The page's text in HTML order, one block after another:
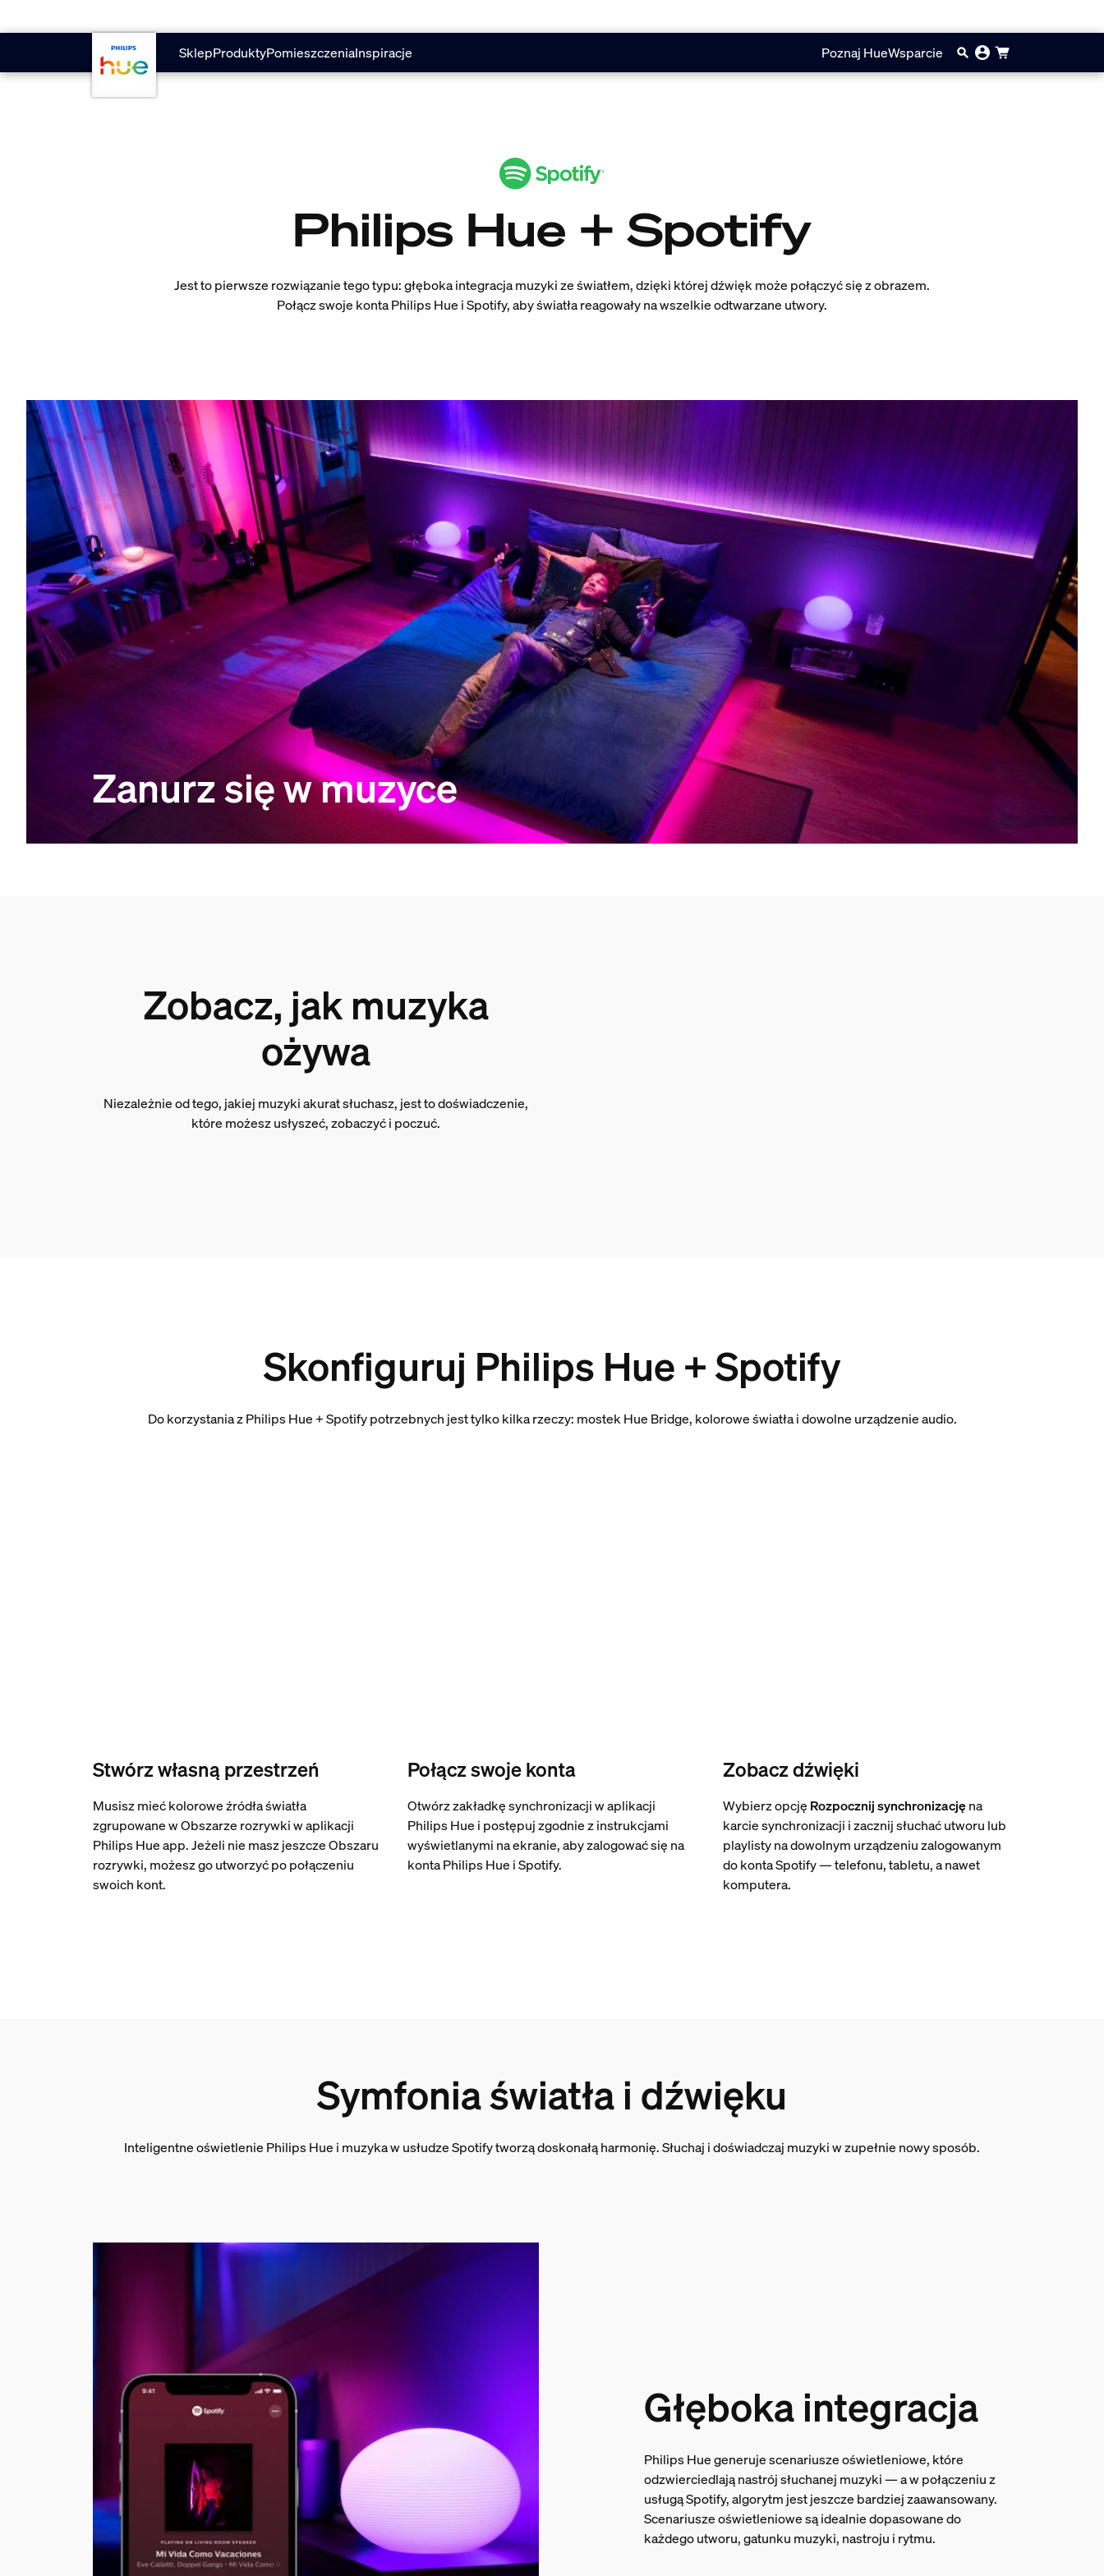
SklepProduktyPomieszczeniaInspiracje Poznaj HueWsparcie
Philips Hue + Spotify
Jest to pierwsze rozwiązanie tego typu: głęboka integracja muzyki ze światłem, dzięki której dźwięk może połączyć się z obrazem.
Połącz swoje konta Philips Hue i Spotify, aby światła reagowały na wszelkie odtwarzane utwory.
Zanurz się w muzyce
Zobacz, jak muzyka
ożywa
Niezależnie od tego, jakiej muzyki akurat słuchasz, jest to doświadczenie,
które możesz usłyszeć, zobaczyć i poczuć.
Skonfiguruj Philips Hue + Spotify
Do korzystania z Philips Hue + Spotify potrzebnych jest tylko kilka rzeczy: mostek Hue Bridge, kolorowe światła i dowolne urządzenie audio.
Stwórz własną przestrzeń
Musisz mieć kolorowe źródła światła
zgrupowane w Obszarze rozrywki w aplikacji
Philips Hue app. Jeżeli nie masz jeszcze Obszaru
rozrywki, możesz go utworzyć po połączeniu
swoich kont.
Połącz swoje konta
Otwórz zakładkę synchronizacji w aplikacji
Philips Hue i postępuj zgodnie z instrukcjami
wyświetlanymi na ekranie, aby zalogować się na
konta Philips Hue i Spotify.
Zobacz dźwięki
Wybierz opcję Rozpocznij synchronizacjęna
karcie synchronizacji i zacznij słuchać utworu lub
playlisty na dowolnym urządzeniu zalogowanym
do konta Spotify — telefonu, tabletu, a nawet
komputera.
Symfonia światła i dźwięku
Inteligentne oświetlenie Philips Hue i muzyka w usłudze Spotify tworzą doskonałą harmonię. Słuchaj i doświadczaj muzyki w zupełnie nowy sposób.
Głęboka integracja
Philips Hue generuje scenariusze oświetleniowe, które
odzwierciedlają nastrój słuchanej muzyki — a w połączeniu z
usługą Spotify, algorytm jest jeszcze bardziej zaawansowany.
Scenariusze oświetleniowe są idealnie dopasowane do
każdego utworu, gatunku muzyki, nastroju i rytmu.